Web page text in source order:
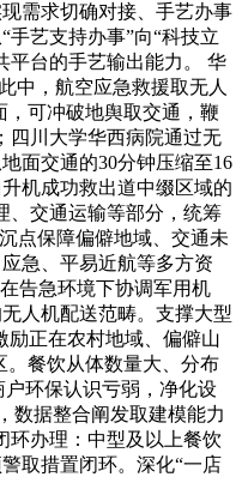
需求切确对接、手艺办事
艺支持办事”向“科技立
平台的手艺输出能力。 华
中，航空应急救援取无人
，可冲破地舆取交通，鞭
四川大学华西病院通过无
面交通的30分钟压缩至16
机成功救出道中缀区域的
、交通运输等部分，统筹
点保障偏僻地域、交通未
急、平易近航等多方资
告急环境下协调军用机
人机配送范畴。支撑大型
励正在农村地域、偏僻山
。餐饮从体数量大、分布
环保认识亏弱，净化设
数据整合阐发取建模能力
环办理：中型及以上餐饮
取措置闭环。深化“一店